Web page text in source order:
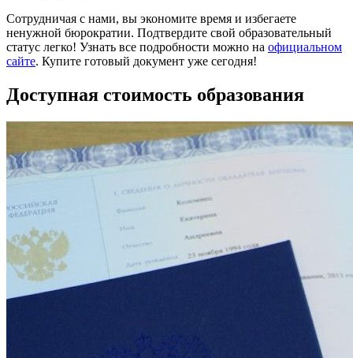
Сотрудничая с нами, вы экономите время и избегаете
ненужной бюрократии. Подтвердите свой образовательный
статус легко! Узнать все подробности можно на официальном
сайте. Купите готовый документ уже сегодня!
Доступная стоимость образования